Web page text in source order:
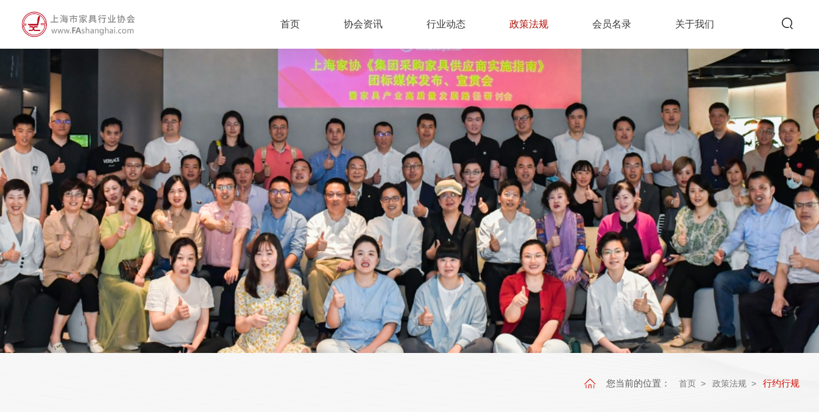
首页 协会资讯 行业动态 政策法规 会员名录 关于我们
您当前的位置： 首页 政策法规 行约行规